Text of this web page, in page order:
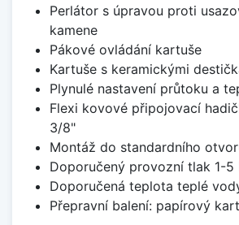
Perlátor s úpravou proti
kamene
Pákové ovládání kartuše
Kartuše s keramickými
Plynulé nastavení průtoku a
Flexi kovové připojovací
3/8"
Montáž do standardního
Doporučený provozní tlak 1-
Doporučená teplota teplé
Přepravní balení: papírový